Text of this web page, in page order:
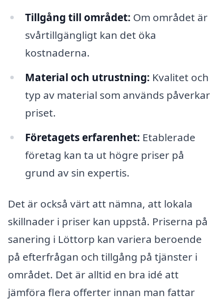
Tillgång till området: Om området är
svårtillgängligt kan det öka
kostnaderna.
Material och utrustning: Kvalitet och
typ av material som används påverkar
priset.
Företagets erfarenhet: Etablerade
företag kan ta ut högre priser på
grund av sin expertis.
Det är också värt att nämna, att lokala
skillnader i priser kan uppstå. Priserna på
sanering i Löttorp kan variera beroende
på efterfrågan och tillgång på tjänster i
området. Det är alltid en bra idé att
jämföra flera offerter innan man fattar